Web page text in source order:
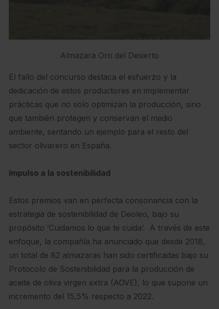
Almazara Oro del Desierto
El fallo del concurso destaca el esfuerzo y la
dedicación de estos productores en implementar
prácticas que no solo optimizan la producción, sino
que también protegen y conservan el medio
ambiente, sentando un ejemplo para el resto del
sector olivarero en España.
Impulso a la sostenibilidad
Estos premios van en perfecta consonancia con la
estrategia de sostenibilidad de Deoleo, bajo su
propósito ‘Cuidamos lo que te cuida’. A través de este
enfoque, la compañía ha anunciado que desde 2018,
un total de 82 almazaras han sido certificadas bajo su
Protocolo de Sostenibilidad para la producción de
aceite de oliva virgen extra (AOVE), lo que supone un
incremento del 15,5% respecto a 2022.